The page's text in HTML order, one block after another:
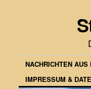
NACHRICHTEN AUS
IMPRESSUM &